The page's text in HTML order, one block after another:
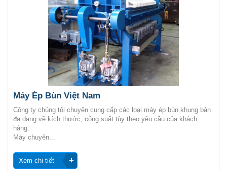
Máy Ép Bùn Việt Nam
Công ty chúng tôi chuyên cung cấp các loại máy ép bùn khung bản
đa dạng về kích thước, công suất tùy theo yêu cầu của khách
hàng.
Máy chuyên...
Xem chi tiết